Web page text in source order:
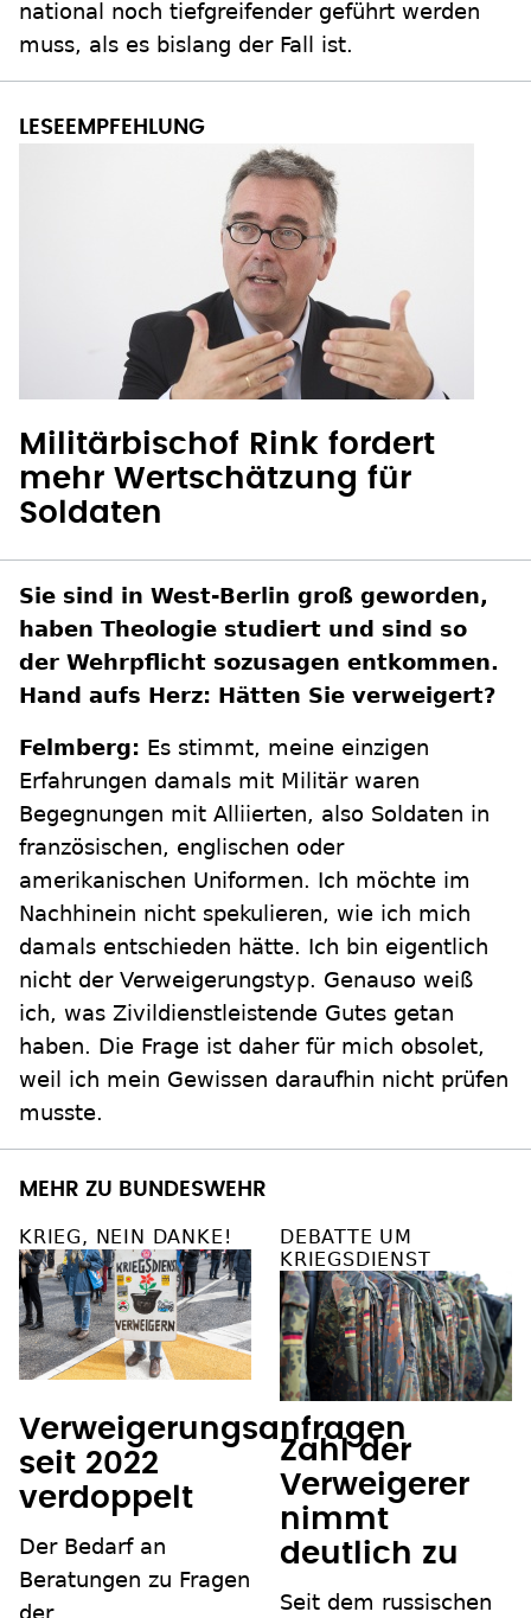
national noch tiefgreifender geführt werden
muss, als es bislang der Fall ist.
Militärbischof Rink fordert
mehr Wertschätzung für
Soldaten
Sie sind in West-Berlin groß geworden,
haben Theologie studiert und sind so
der Wehrpflicht sozusagen entkommen.
Hand aufs Herz: Hätten Sie verweigert?
Felmberg: Es stimmt, meine einzigen
Erfahrungen damals mit Militär waren
Begegnungen mit Alliierten, also Soldaten in
französischen, englischen oder
amerikanischen Uniformen. Ich möchte im
Nachhinein nicht spekulieren, wie ich mich
damals entschieden hätte. Ich bin eigentlich
nicht der Verweigerungstyp. Genauso weiß
ich, was Zivildienstleistende Gutes getan
haben. Die Frage ist daher für mich obsolet,
weil ich mein Gewissen daraufhin nicht prüfen
musste.
MEHR ZU BUNDESWEHR
KRIEG, NEIN DANKE!
Verweigerungsanfragen
seit 2022
verdoppelt
Der Bedarf an
Beratungen zu Fragen
DEBATTE UM
KRIEGSDIENST
Zahl der
Verweigerer
nimmt
deutlich zu
Seit dem russischen